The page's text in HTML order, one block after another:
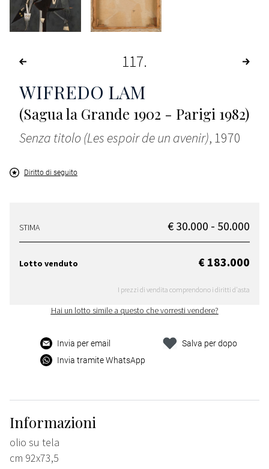
117
WIFREDO LAM
(Sagua la Grande 1902 - Parigi 1982)
Senza titolo (Les espoir de un avenir), 1970
Diritto di seguito
STIMA € 30.000 - 50.000
Lotto venduto € 183.000
I prezzi di vendita comprendono i diritti d'asta
Hai un lotto simile a questo che vorresti vendere?
Invia per email
Invia tramite WhatsApp
Salva per dopo
Informazioni
olio su tela
cm 92x73,5